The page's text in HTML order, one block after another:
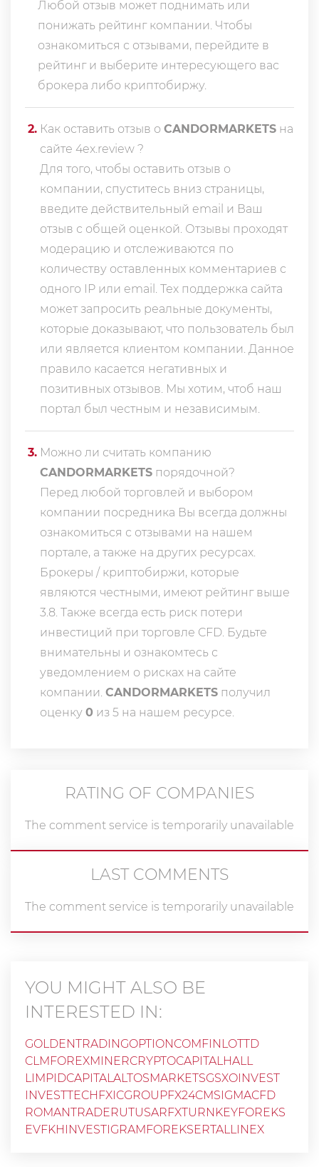
Любой отзыв может поднимать или
понижать рейтинг компании. Чтобы
ознакомиться с отзывами, перейдите в
рейтинг и выберите интересующего вас
брокера либо криптобиржу.
2. Как оставить отзыв о CANDORMARKETS на
сайте 4ex.review ?
Для того, чтобы оставить отзыв о
компании, спуститесь вниз страницы,
введите действительный email и Ваш
отзыв с общей оценкой. Отзывы проходят
модерацию и отслеживаются по
количеству оставленных комментариев с
одного IP или email. Тех поддержка сайта
может запросить реальные документы,
которые доказывают, что пользователь был
или является клиентом компании. Данное
правило касается негативных и
позитивных отзывов. Мы хотим, чтоб наш
портал был честным и независимым.
3. Можно ли считать компанию
CANDORMARKETS порядочной?
Перед любой торговлей и выбором
компании посредника Вы всегда должны
ознакомиться с отзывами на нашем
портале, а также на других ресурсах.
Брокеры / криптобиржи, которые
являются честными, имеют рейтинг выше
3.8. Также всегда еcть риск потери
инвестиций при торговле CFD. Будьте
внимательны и ознакомтесь с
уведомлением о рисках на сайте
компании. CANDORMARKETS получил
оценку 0 из 5 на нашем ресурсе.
RATING OF COMPANIES
The comment service is temporarily unavailable
LAST COMMENTS
The comment service is temporarily unavailable
YOU MIGHT ALSO BE
INTERESTED IN:
GOLDENTRADINGOPTIONCOMFINLOTTD
CLMFOREXMINERCRYPTOCAPITALHALL
LIMPIDCAPITALALTOSMARKETSGSXOINVEST
INVESTTECHFXICGROUPFX24CMSIGMACFD
ROMANTRADERUTUSARFXTURNKEYFOREKS
EVFKH INVESTIGRAMFOREKSERTALLINEX